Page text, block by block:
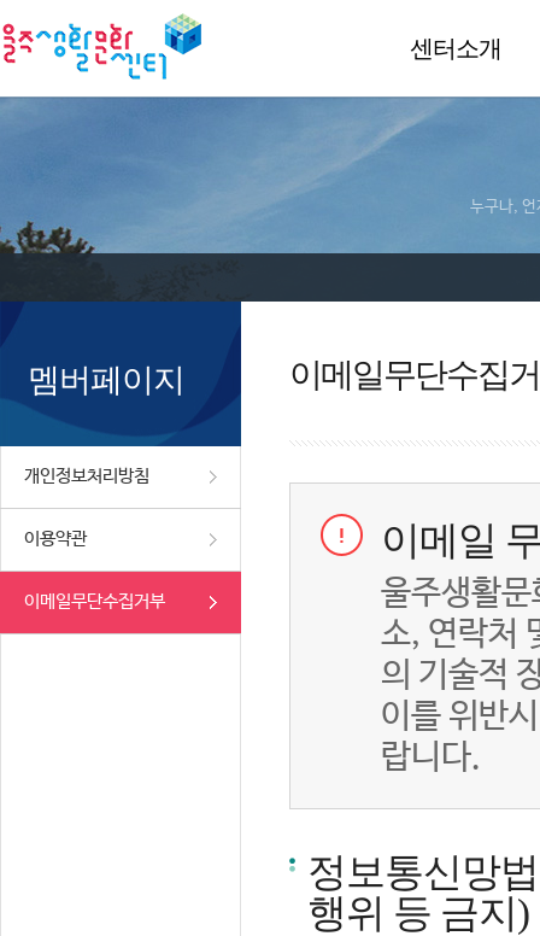
센터소개
누구나, 언
멤버페이지
개인정보처리방침
이용약관
이메일무단수집거부
이메일무단수집
이메일
울주생활
소, 연락처
의 기술적
이를 위반
랍니다.
정보통신망
행위 등 금지)